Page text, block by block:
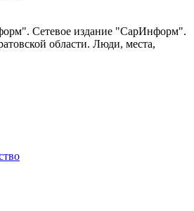
Сетевое издание "СарИнформ".
области. Люди, места,